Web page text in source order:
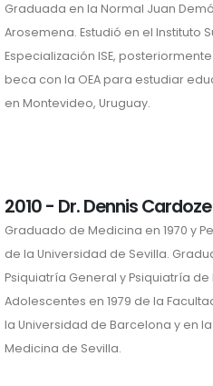
Graduada en la Normal Juan
Arosemena. Estudió en el Instituto
Especialización ISE,
beca con la OEA para estudiar
en Montevideo, Uruguay.
2010 - Dr. Dennis Cardoze
Graduado de Medicina en 1970 y
de la Universidad de Sevilla.
Psiquiatría General y Psiquiatría de
Adolescentes en 1979 de la
la Universidad de Barcelona y en
Medicina de Sevilla.